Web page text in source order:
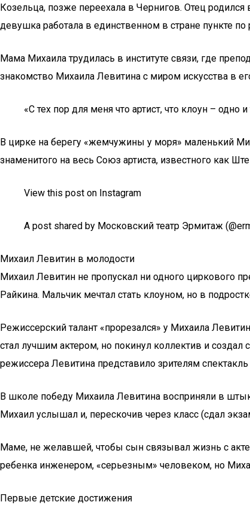
Козельца, позже переехала в Чернигов. Отец
девушка работала в единственном в стране пункте
Мама Михаила трудилась в институте связи, где
знакомство Михаила Левитина с миром искусства в
«С тех пор для меня что артист, что клоун – одно
В цирке на берегу «жемчужины у моря» маленький
знаменитого на весь Союз артиста, известного
View this post on Instagram
A post shared by Московский театр Эрмитаж
Михаил Левитин в молодости
Михаил Левитин не пропускал ни одного циркового
Райкина. Мальчик мечтал стать клоуном, но в
Режиссерский талант «прорезался» у Михаила
стал лучшим актером, но покинул коллектив и
режиссера Левитина представило зрителям
В школе победу Михаила Левитина восприняли в
Михаил услышал и, перескочив через класс (сдал
Маме, не желавшей, чтобы сын связывал жизнь с
ребенка инженером, «серьезным» человеком, но
Первые детские достижения